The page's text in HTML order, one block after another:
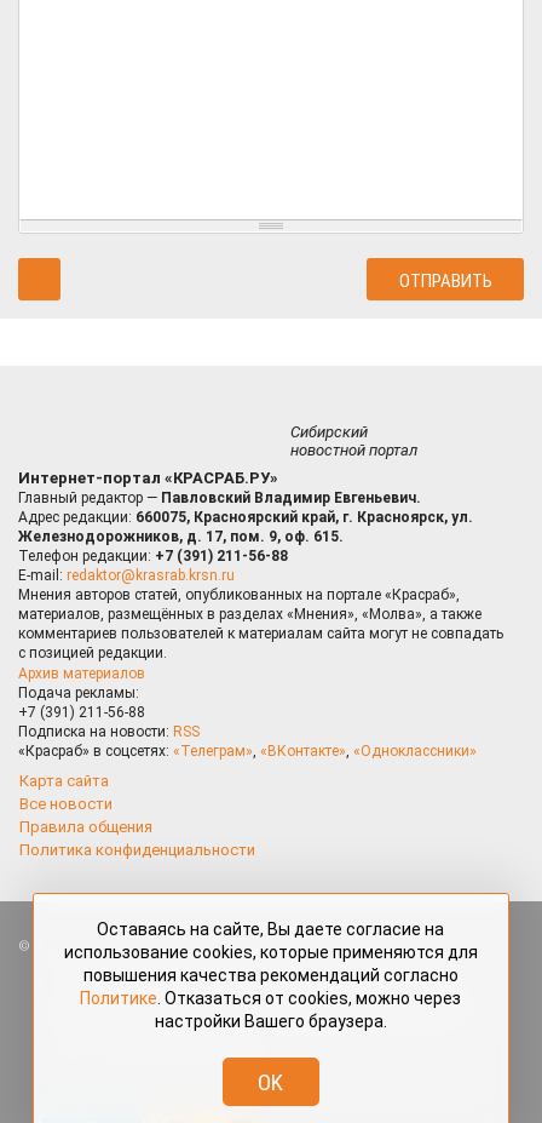
Сибирский
новостной портал
Интернет-портал «КРАСРАБ.РУ»
Главный редактор — Павловский Владимир Евгеньевич.
Адрес редакции: 660075, Красноярский край, г. Красноярск, ул.
Железнодорожников, д. 17, пом. 9, оф. 615.
Телефон редакции: +7 (391) 211-56-88
E-mail: redaktor@krasrab.krsn.ru
Мнения авторов статей, опубликованных на портале «Красраб»,
материалов, размещённых в разделах «Мнения», «Молва», а также
комментариев пользователей к материалам сайта могут не совпадать
с позицией редакции.
Архив материалов
Подача рекламы:
+7 (391) 211-56-88
Подписка на новости: RSS
«Красраб» в соцсетях: «Телеграм», «ВКонтакте», «Одноклассники»
Карта сайта
Все новости
Правила общения
Политика конфиденциальности
Все права защищены. Любые материалы, размещённые на портале
«Красраб.ру» сотрудниками редакции, нештатными авторами
и читателями, являются объектами авторского права. Полное или
частичное использование материалов, размещённых на портале
«Красраб.ру», допускается только с письменного согласия редакции
redaktor@krasrab.krsn.ru.
Оставаясь на сайте, Вы даете согласие на
использование cookies, которые применяются для
повышения качества рекомендаций согласно
Политике . Отказаться от cookies, можно через
настройки Вашего браузера.
OK